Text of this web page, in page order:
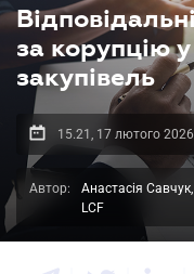
за корупцію
закупівель
15.21, 17 лютого 2026
Автор:
Анастасія
LCF